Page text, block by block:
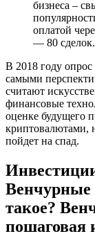
бизнеса –
оплатой
— 80 сделок.
В 2018 году опрос
самыми
считают
финансовые
оценке будущего
криптовалютами,
пойдет на спад.
Венчурные
такое?
пошаговая